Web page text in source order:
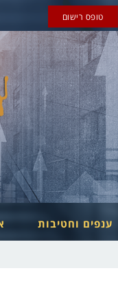
טופס רישום
ענפים וחטיבות